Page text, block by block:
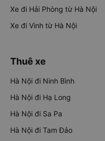
Xe đi Hải Phòng từ Hà Nội
Xe đi Vinh từ Hà Nội
Thuê xe
Hà Nội đi Ninh Bình
Hà Nội đi Hạ Long
Hà Nội đi Sa Pa
Hà Nội đi Tam Đảo